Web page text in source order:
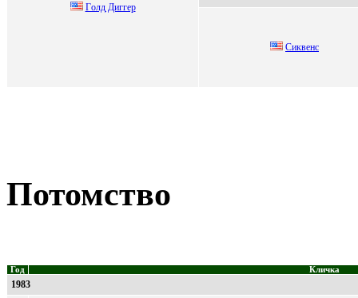
Гoлд Диггеp
Сиквeнс
Потомство
Год Кличка
1983